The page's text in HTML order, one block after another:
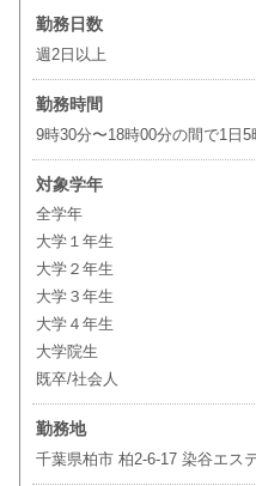
勤務日数
週2日以上
勤務時間
9時30分〜18時00分の間で1日5
対象学年
全学年
大学１年生
大学２年生
大学３年生
大学４年生
大学院生
既卒/社会人
勤務地
千葉県柏市 柏2-6-17 染谷エス